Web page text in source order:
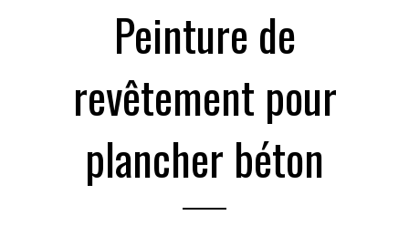
Peinture de
revêtement pour
plancher béton